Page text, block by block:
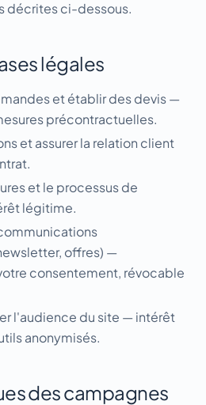
décrites ci-dessous.
légales
et établir des devis —
précontractuelles.
et assurer la relation client
et le processus de
légitime.
offres) —
consentement, révocable
l'audience du site — intérêt
anonymisés.
des campagnes